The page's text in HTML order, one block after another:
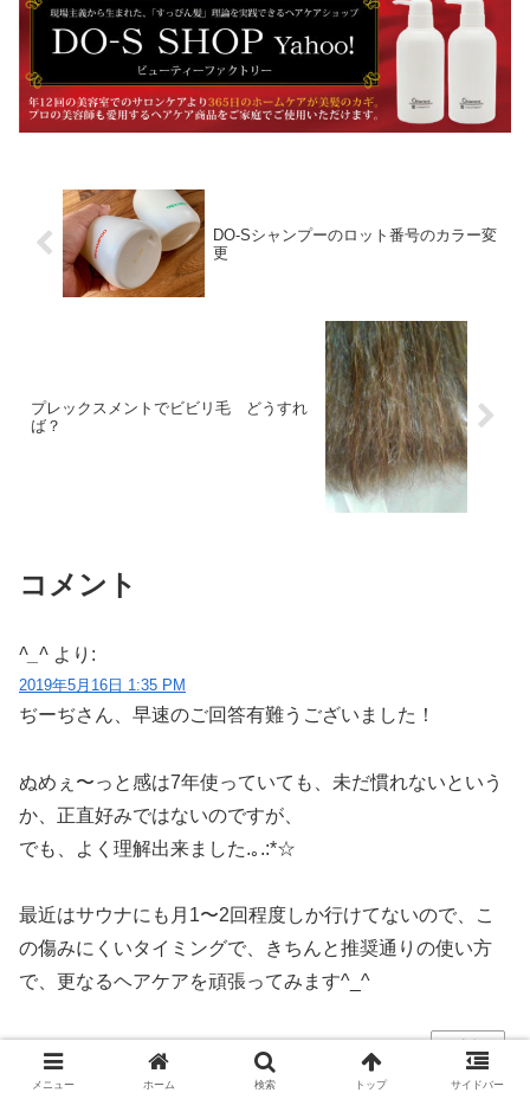
DO-Sシャンプーのロット番号のカラー変
更
プレックスメントでビビリ毛 どうすれ
ば？
コメント
^_^ より:
2019年5月16日 1:35 PM
ぢーぢさん、早速のご回答有難うございました！
ぬめぇ〜っと感は7年使っていても、未だ慣れないという
か、正直好みではないのですが、
でも、よく理解出来ました.｡.:*☆
最近はサウナにも月1〜2回程度しか行けてないので、こ
の傷みにくいタイミングで、きちんと推奨通りの使い方
で、更なるヘアケアを頑張ってみます^_^
返信
メニュー ホーム 検索 トップ サイドバー